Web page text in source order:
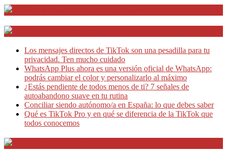
Los mensajes directos de TikTok son una pesadilla para tu
privacidad. Ten mucho cuidado
WhatsApp Plus ahora es una versión oficial de WhatsApp:
podrás cambiar el color y personalizarlo al máximo
¿Estás pendiente de todos menos de ti? 7 señales de
autoabandono suave en tu rutina
Conciliar siendo autónomo/a en España: lo que debes saber
Qué es TikTok Pro y en qué se diferencia de la TikTok que
todos conocemos